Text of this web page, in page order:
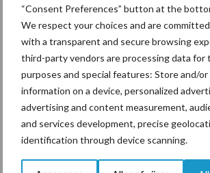
“Consent Preferences” button at the
We respect your choices and are
with a transparent and secure browsing
third-party vendors are processing data for
purposes and special features: Store and/or
information on a device, personalized
advertising and content measurement,
and services development, precise
identification through device scanning.
Compost
Toon meer